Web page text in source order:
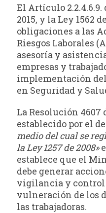
El Artículo 2.2.4.6.9.
2015, y la Ley 1562
obligaciones a las
Riesgos Laborales
asesoría y
empresas y
implementación
en Seguridad y
La Resolución 4607
establecido por el
medio del cual se
la Ley 1257 de 2008»
establece que el
debe generar
vigilancia y control
vulneración de los
las trabajadoras.